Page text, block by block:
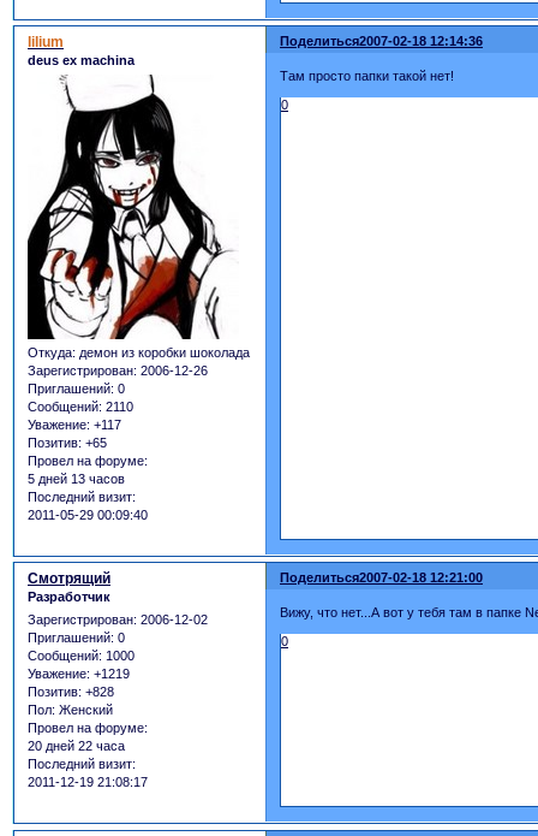
Поделиться2007-02-18 12:14:36
lilium
deus ex machina
Откуда: демон из коробки шоколада
Зарегистрирован: 2006-12-26
Приглашений: 0
Сообщений: 2110
Уважение: +117
Позитив: +65
Провел на форуме:
5 дней 13 часов
Последний визит:
2011-05-29 00:09:40
Там просто папки такой нет!
0
Поделиться2007-02-18 12:21:00
Смотрящий
Разработчик
Зарегистрирован: 2006-12-02
Приглашений: 0
Сообщений: 1000
Уважение: +1219
Позитив: +828
Пол: Женский
Провел на форуме:
20 дней 22 часа
Последний визит:
2011-12-19 21:08:17
Вижу, что нет...А вот у тебя там в папке
0